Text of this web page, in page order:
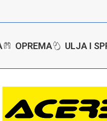
OPREMA ULJA I